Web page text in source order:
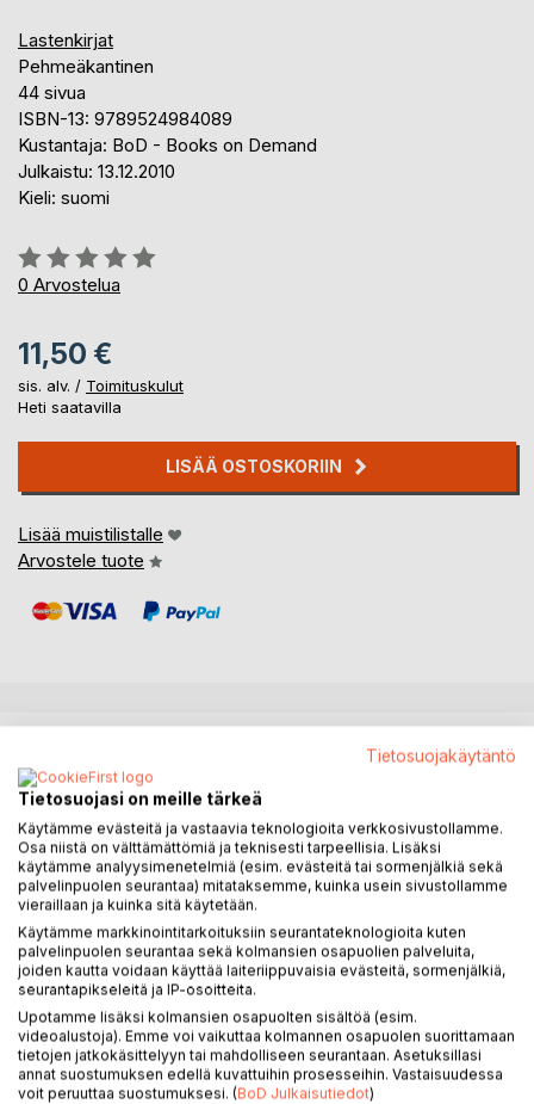
Lastenkirjat
Pehmeäkantinen
44 sivua
ISBN-13: 9789524984089
Kustantaja: BoD - Books on Demand
Julkaistu: 13.12.2010
Kieli: suomi
Arvostelu::
0%
0 Arvostelua
11,50 €
sis. alv. / Toimituskulut
Heti saatavilla
LISÄÄ OSTOSKORIIN
Lisää muistilistalle
Arvostele tuote
Perheitä on erilaisia ja lapsia tulee niihin monella tavalla. Silti
kaikki vauvat ovat saaneet alkunsa samalla lailla kahdesta
pienen pienestä vauvasolusta. Vauvapullaa kertoo aiheesta
pienelle lapselle ymmärrettävästi ja suvaitsevalla otteella.
KIRJAILIJA
LEHDISTÖARVOSTELUT
LUKIJA-ARVOSTELUT
Tietosuojakäytäntö
Tietosuojasi on meille tärkeä
Käytämme evästeitä ja vastaavia teknologioita verkkosivustollamme.
Osa niistä on välttämättömiä ja teknisesti tarpeellisia. Lisäksi
käytämme analyysimenetelmiä (esim. evästeitä tai sormenjälkiä sekä
palvelinpuolen seurantaa) mitataksemme, kuinka usein sivustollamme
vieraillaan ja kuinka sitä käytetään.
Käytämme markkinointitarkoituksiin seurantateknologioita kuten
palvelinpuolen seurantaa sekä kolmansien osapuolien palveluita,
joiden kautta voidaan käyttää laiteriippuvaisia evästeitä, sormenjälkiä,
seurantapikseleitä ja IP-osoitteita.
Upotamme lisäksi kolmansien osapuolten sisältöä (esim.
videoalustoja). Emme voi vaikuttaa kolmannen osapuolen suorittamaan
tietojen jatkokäsittelyyn tai mahdolliseen seurantaan. Asetuksillasi
annat suostumuksen edellä kuvattuihin prosesseihin. Vastaisuudessa
voit peruuttaa suostumuksesi. (BoD Julkaisutiedot)